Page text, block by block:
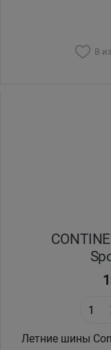
В
Летние шины